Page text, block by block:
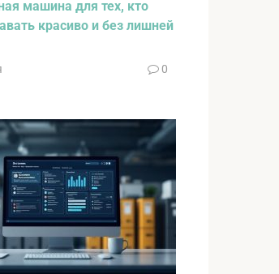
машина для тех, кто
красиво и без лишней
0